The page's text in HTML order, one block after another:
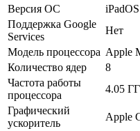
Версия ОС
Поддержка Google
Services
Нет
Модель процессора Apple
Количество ядер
8
Частота работы
процессора
4.05
Графический
ускоритель
Apple